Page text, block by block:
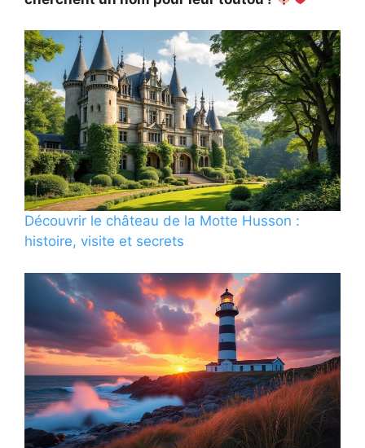
Découvrir le château de la Motte Husson :
histoire, visite et secrets